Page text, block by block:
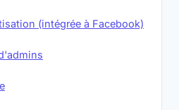
(intégrée à Facebook)